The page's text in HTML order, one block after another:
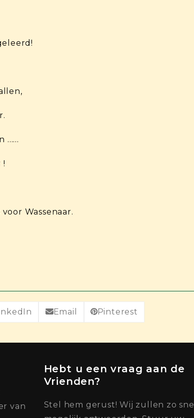
……
!
Wassenaar.
Email Pinterest
van
Hebt u een vraag aan de
Vrienden?
Stel hem gerust! Wij zullen zo snel